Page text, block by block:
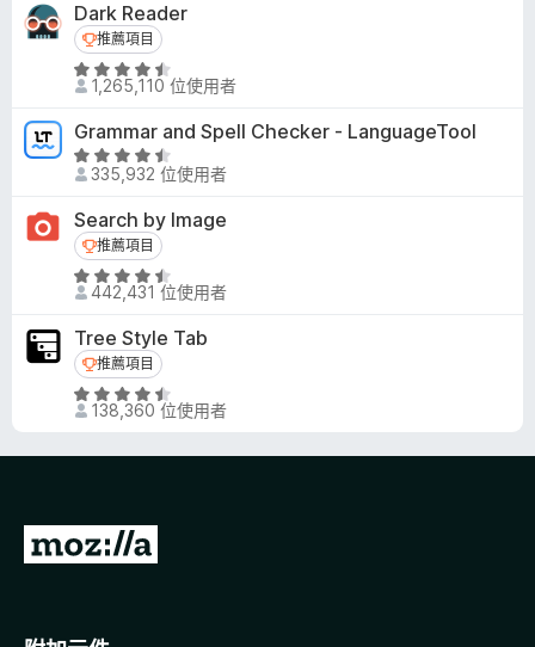
Dark Reader
推薦項目
推薦項目
評
價
4
.
5
，
滿
分
5
1,265,110 位使用者
Grammar and Spell Checker - LanguageTool
評
價
4
.
5
分
滿
分
5
分
335,932 位使用者
Search by Image
推薦項目
推薦項目
評
價
4
.
6
分
滿
分
442,431 位使用者
Tree Style Tab
推薦項目
推薦項目
評
價
分
，
138,360 位使用者
前
o